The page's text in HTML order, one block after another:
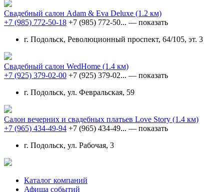
Свадебный салон Аdam & Eva Deluxe (1.2 км)
+7 (985) 772-50-18 +7 (985) 772-50... — показать
г. Подольск, Революционный проспект, 64/105, эт. 3
Свадебный салон WedHome (1.4 км)
+7 (925) 379-02-00 +7 (925) 379-02... — показать
г. Подольск, ул. Февральская, 59
Салон вечерних и свадебных платьев Love Story (1.4 км)
+7 (965) 434-49-94 +7 (965) 434-49... — показать
г. Подольск, ул. Рабочая, 3
Каталог компаний
Афиша событий